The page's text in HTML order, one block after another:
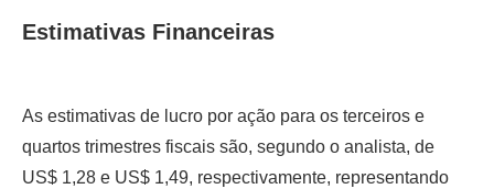
Estimativas Financeiras
As estimativas de lucro por ação para os terceiros e
quartos trimestres fiscais são, segundo o analista, de
US$ 1,28 e US$ 1,49, respectivamente, representando